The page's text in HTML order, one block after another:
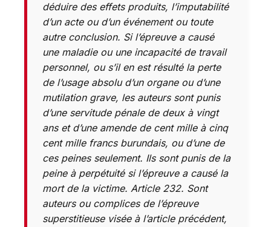
déduire des effets produits, l’imputabilité
d’un acte ou d’un événement ou toute
autre conclusion. Si l’épreuve a causé
une maladie ou une incapacité de travail
personnel, ou s’il en est résulté la perte
de l’usage absolu d’un organe ou d’une
mutilation grave, les auteurs sont punis
d’une servitude pénale de deux à vingt
ans et d’une amende de cent mille à cinq
cent mille francs burundais, ou d’une de
ces peines seulement. Ils sont punis de la
peine à perpétuité si l’épreuve a causé la
mort de la victime. Article 232. Sont
auteurs ou complices de l’épreuve
superstitieuse visée à l’article précédent,